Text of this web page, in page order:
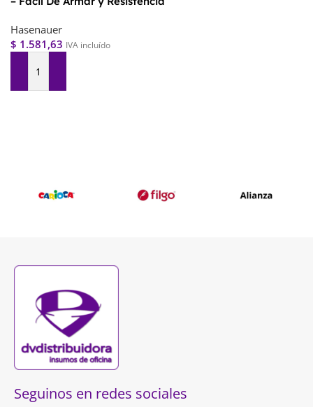
Hasenauer
$ 1.581,63 IVA incluído
Agregar Al Carrito
Seguinos en redes sociales